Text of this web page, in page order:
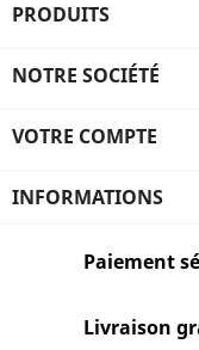
PRODUITS
NOTRE SOCIÉTÉ
VOTRE COMPTE
INFORMATIONS
Paiement
Livraison